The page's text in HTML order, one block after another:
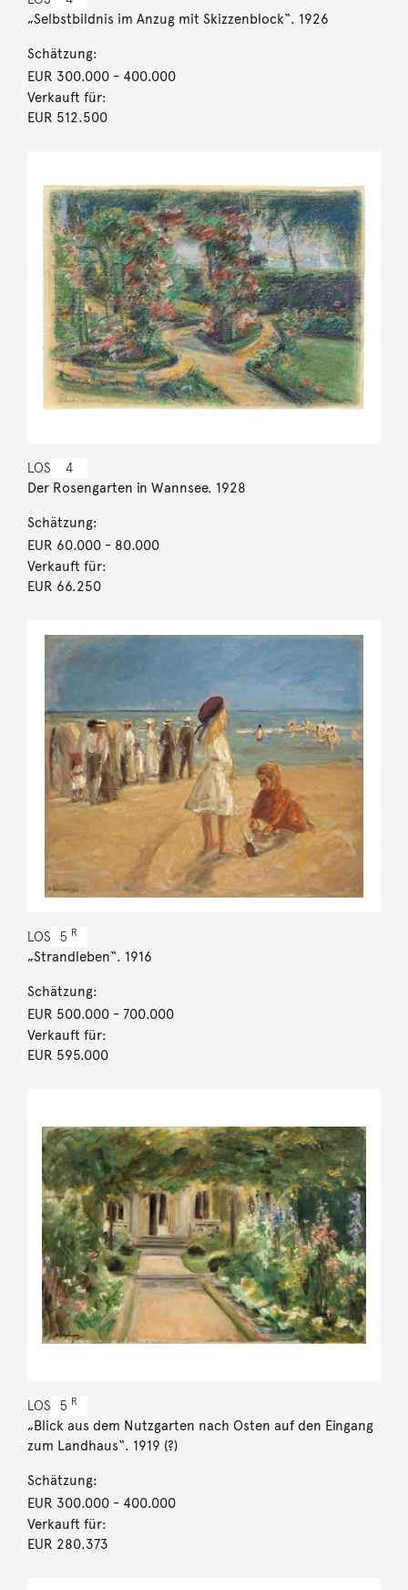
„Selbstbildnis im Anzug mit Skizzenblock“. 1926
Schätzung:
EUR 300.000- 400.000
Verkauft für:
EUR 512.500
LOS 4
Der Rosengarten in Wannsee. 1928
Schätzung:
EUR 60.000- 80.000
Verkauft für:
EUR 66.250
LOS 5 R
„Strandleben“. 1916
Schätzung:
EUR 500.000- 700.000
Verkauft für:
EUR 595.000
LOS 5 R
„Blick aus dem Nutzgarten nach Osten auf den Eingang
zum Landhaus“. 1919 (?)
Schätzung:
EUR 300.000- 400.000
Verkauft für:
EUR 280.373